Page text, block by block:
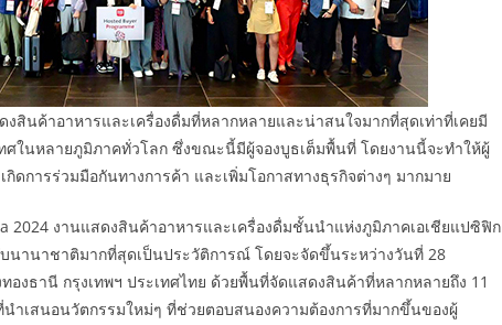
งสินค้าอาหารและเครื่องดื่มที่หลากหลายและน่าสนใจมากที่สุดเท่าที่เคยมี
ศในหลายภูมิภาคทั่วโลก ซึ่งขณะนี้มีผู้จองบูธเต็มพื้นที่ โดยงานนี้จะทำให้ผู้
ดการร่วมมือกันทางการค้า และเพิ่มโอกาสทางธุรกิจต่างๆ มากมาย
2024 งานแสดงสินค้าอาหารและเครื่องดื่มชั้นนำแห่งภูมิภาคเอเชียแปซิฟิก
นานาชาติมากที่สุดเป็นประวัติการณ์ โดยจะจัดขึ้นระหว่างวันที่ 28
งธานี กรุงเทพฯ ประเทศไทย ด้วยพื้นที่จัดแสดงสินค้าที่หลากหลายถึง 11
เสนอนวัตกรรมใหม่ๆ ที่ช่วยตอบสนองความต้องการที่มากขึ้นของผู้